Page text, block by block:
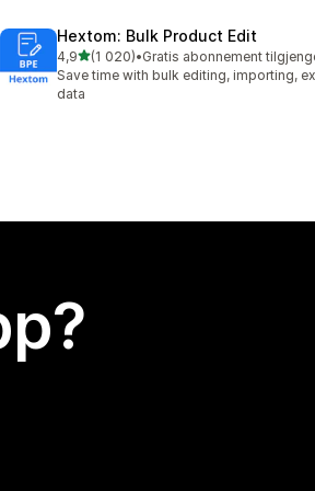
Hextom: Bulk Product Edit
4,9av 5 stjerner
(1 020)
Totalt 1020 omtaler
•Gratis abonnement
Save time with bulk editing, importing,
data